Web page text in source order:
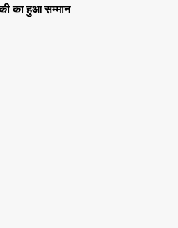
का हुआ सम्मान